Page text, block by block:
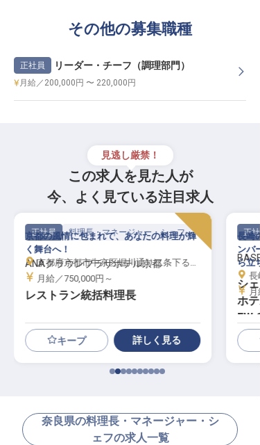
その他の募集職種
正社員 リーダー・チーフ（調理部門）
月給／200,000円 〜 220,000円
見逃し厳禁！
この求人を見た人が
今、よく見ている注目求人
正社員 料理長・マネージャー・シェフ
ANAクラウンプラザホテル京都
レストラン統括料理長
京都の風情に包まれて、あなたの料理が輝
く舞台へ！
京都府京都市中京区堀川通り二条下る土橋町10番地
月給／750,000円～
キープ 詳しく見る
正社
シ
ホ
EW
る
長崎
ンバ
ら立
長
奈良県の料理長・マネージャー・シ
ェフの求人一覧